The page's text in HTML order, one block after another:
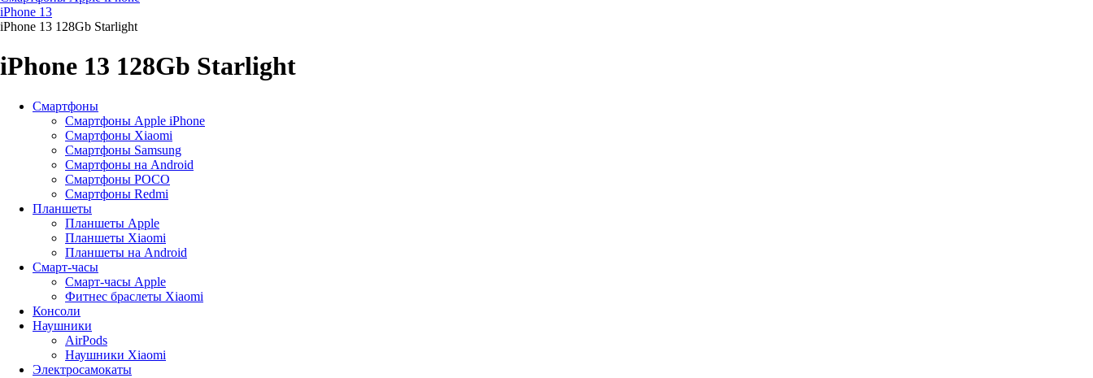
iPhone 13
iPhone 13 128Gb Starlight
iPhone 13 128Gb Starlight
Смартфоны
Смартфоны Apple iPhone
Смартфоны Хiaomi
Смартфоны Samsung
Смартфоны на Android
Смартфоны POCO
Смартфоны Redmi
Планшеты
Планшеты Apple
Планшеты Xiaomi
Планшеты на Android
Смарт-часы
Смарт-часы Apple
Фитнес браслеты Xiaomi
Консоли
Наушники
AirPods
Наушники Xiaomi
Электросамокаты